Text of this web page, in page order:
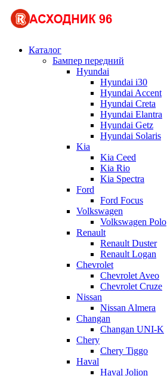
Каталог
Бампер передний
Hyundai
Hyundai i30
Hyundai Accent
Hyundai Creta
Hyundai Elantra
Hyundai Getz
Hyundai Solaris
Kia
Kia Ceed
Kia Rio
Kia Spectra
Ford
Ford Focus
Volkswagen
Volkswagen Polo
Renault
Renault Duster
Renault Logan
Chevrolet
Chevrolet Aveo
Chevrolet Cruze
Nissan
Nissan Almera
Changan
Changan UNI-K
Chery
Chery Tiggo
Haval
Haval Jolion